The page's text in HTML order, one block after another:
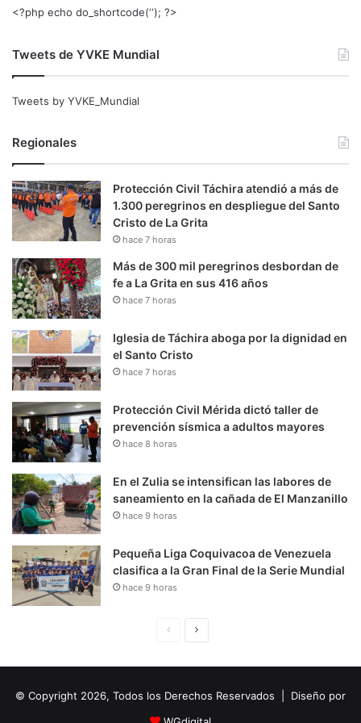
<?php echo do_shortcode(‘‘); ?>
Tweets de YVKE Mundial
Tweets by YVKE_Mundial
Regionales
Protección Civil Táchira atendió a más de
1.300 peregrinos en despliegue del Santo
Cristo de La Grita
hace 7 horas
Más de 300 mil peregrinos desbordan de
fe a La Grita en sus 416 años
hace 7 horas
Iglesia de Táchira aboga por la dignidad en
el Santo Cristo
hace 7 horas
Protección Civil Mérida dictó taller de
prevención sísmica a adultos mayores
hace 8 horas
En el Zulia se intensifican las labores de
saneamiento en la cañada de El Manzanillo
hace 9 horas
Pequeña Liga Coquivacoa de Venezuela
clasifica a la Gran Final de la Serie Mundial
hace 9 horas
i
n
u
i
© Copyright 2026, Todos los Derechos Reservados | Diseño por